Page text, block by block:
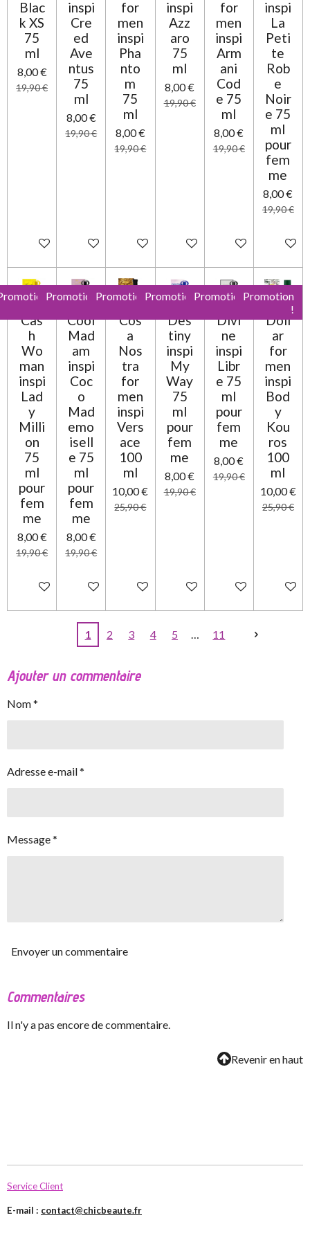
Blac
k XS
75
ml
8,00 €
19,90 €
Ajouter au panier
inspi
Cre
ed
Ave
ntus
75
ml
8,00 €
19,90 €
Ajouter au panier
for
men
inspi
Pha
nto
m
75
ml
8,00 €
19,90 €
Ajouter au panier
inspi
Azz
aro
75
ml
8,00 €
19,90 €
Ajouter au panier
for
men
inspi
Arm
ani
Cod
e 75
ml
8,00 €
19,90 €
Ajouter au panier
inspi
La
Peti
te
Rob
e
Noir
e 75
ml
pour
fem
me
8,00 €
19,90 €
Ajouter
Cas
h
Wo
man
inspi
Lad
y
Milli
on
75
ml
pour
fem
me
8,00 €
19,90 €
Ajouter au panier
Promotion
Cool
Mad
am
inspi
Coc
o
Mad
emo
isell
e 75
ml
pour
fem
me
8,00 €
19,90 €
Ajouter au panier
Promotion
Cos
a
Nos
tra
for
men
inspi
Vers
ace
100
ml
10,00 €
25,90 €
Ajouter au panier
Promotion
Des
tiny
inspi
My
Way
75
ml
pour
fem
me
8,00 €
19,90 €
Ajouter au panier
Promotion
Divi
ne
inspi
Libr
e 75
ml
pour
fem
me
8,00 €
19,90 €
Ajouter au panier
Promotion
!
Doll
ar
for
men
inspi
Bod
y
Kou
ros
100
ml
10,00 €
25,90 €
Ajouter
1 2 3 4 5 11
Ajouter un commentaire
Nom *
Adresse e-mail *
Message *
Envoyer un commentaire
Commentaires
Il n'y a pas encore de commentaire.
Revenir en haut
Service Client
E-mail : contact@chicbeaute.fr